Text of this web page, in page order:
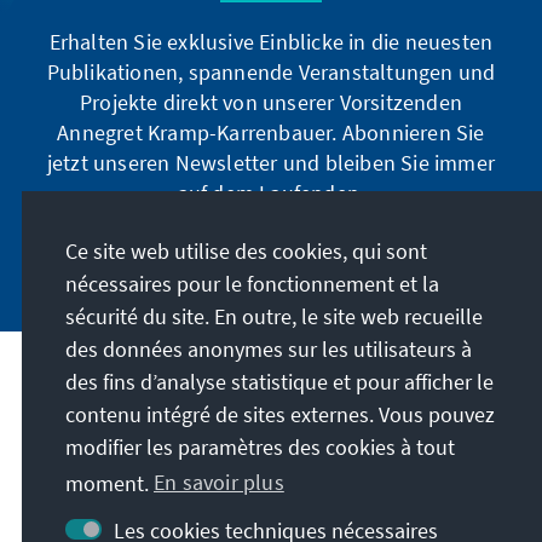
Erhalten Sie exklusive Einblicke in die neuesten
Publikationen, spannende Veranstaltungen und
Projekte direkt von unserer Vorsitzenden
Annegret Kramp-Karrenbauer. Abonnieren Sie
jetzt unseren Newsletter und bleiben Sie immer
auf dem Laufenden.
Jetzt abonnieren
Notre mission
Contact
Autres offres de la fondation
Ce site web utilise des cookies, qui sont
nécessaires pour le fonctionnement et la
sécurité du site. En outre, le site web recueille
des données anonymes sur les utilisateurs à
des fins d’analyse statistique et pour afficher le
contenu intégré de sites externes. Vous pouvez
modifier les paramètres des cookies à tout
moment. En savoir plus
Les cookies techniques nécessaires